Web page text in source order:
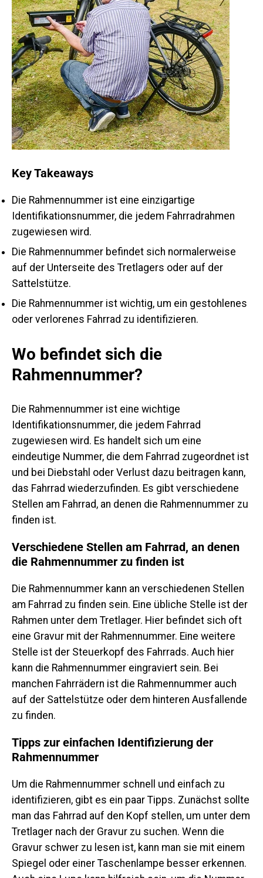
Key Takeaways
Die Rahmennummer ist eine einzigartige
Identifikationsnummer, die jedem Fahrradrahmen
zugewiesen wird.
Die Rahmennummer befindet sich normalerweise
auf der Unterseite des Tretlagers oder auf der
Sattelstütze.
Die Rahmennummer ist wichtig, um ein gestohlenes
oder verlorenes Fahrrad zu identifizieren.
Wo befindet sich die
Rahmennummer?
Die Rahmennummer ist eine wichtige
Identifikationsnummer, die jedem Fahrrad
zugewiesen wird. Es handelt sich um eine
eindeutige Nummer, die dem Fahrrad zugeordnet ist
und bei Diebstahl oder Verlust dazu beitragen kann,
das Fahrrad wiederzufinden. Es gibt verschiedene
Stellen am Fahrrad, an denen die Rahmennummer zu
finden ist.
Verschiedene Stellen am Fahrrad, an denen
die Rahmennummer zu finden ist
Die Rahmennummer kann an verschiedenen Stellen
am Fahrrad zu finden sein. Eine übliche Stelle ist der
Rahmen unter dem Tretlager. Hier befindet sich oft
eine Gravur mit der Rahmennummer. Eine weitere
Stelle ist der Steuerkopf des Fahrrads. Auch hier
kann die Rahmennummer eingraviert sein. Bei
manchen Fahrrädern ist die Rahmennummer auch
auf der Sattelstütze oder dem hinteren Ausfallende
zu finden.
Tipps zur einfachen Identifizierung der
Rahmennummer
Um die Rahmennummer schnell und einfach zu
identifizieren, gibt es ein paar Tipps. Zunächst sollte
man das Fahrrad auf den Kopf stellen, um unter dem
Tretlager nach der Gravur zu suchen. Wenn die
Gravur schwer zu lesen ist, kann man sie mit einem
Spiegel oder einer Taschenlampe besser erkennen.